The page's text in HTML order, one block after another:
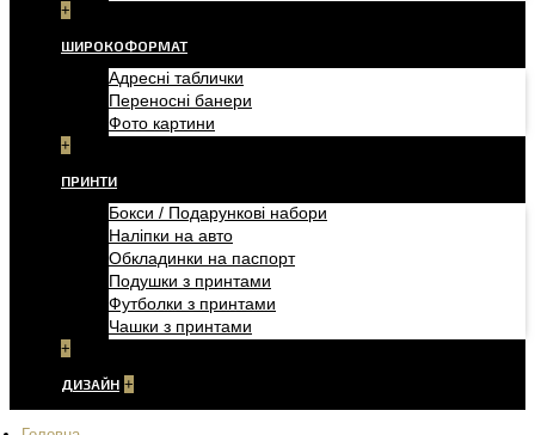
+
ШИРОКОФОРМАТ
Адресні таблички
Переносні банери
Фото картини
+
ПРИНТИ
Бокси / Подарункові набори
Наліпки на авто
Обкладинки на паспорт
Подушки з принтами
Футболки з принтами
Чашки з принтами
+
ДИЗАЙН +